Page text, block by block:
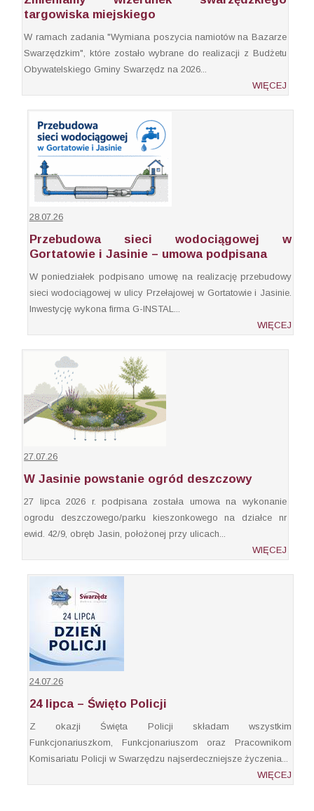
targowiska miejskiego
W ramach zadania "Wymiana poszycia namiotów na Bazarze
Swarzędzkim", które zostało wybrane do realizacji z Budżetu
Obywatelskiego Gminy Swarzędz na 2026...
WIĘCEJ
28.07.26
Przebudowa sieci wodociągowej w
Gortatowie i Jasinie – umowa podpisana
W poniedziałek podpisano umowę na realizację przebudowy
sieci wodociągowej w ulicy Przełajowej w Gortatowie i Jasinie.
Inwestycję wykona firma G-INSTAL...
WIĘCEJ
27.07.26
W Jasinie powstanie ogród deszczowy
27 lipca 2026 r. podpisana została umowa na wykonanie
ogrodu deszczowego/parku kieszonkowego na działce nr
ewid. 42/9, obręb Jasin, położonej przy ulicach...
WIĘCEJ
24.07.26
24 lipca – Święto Policji
Z okazji Święta Policji składam wszystkim
Funkcjonariuszkom, Funkcjonariuszom oraz Pracownikom
Komisariatu Policji w Swarzędzu najserdeczniejsze życzenia...
WIĘCEJ